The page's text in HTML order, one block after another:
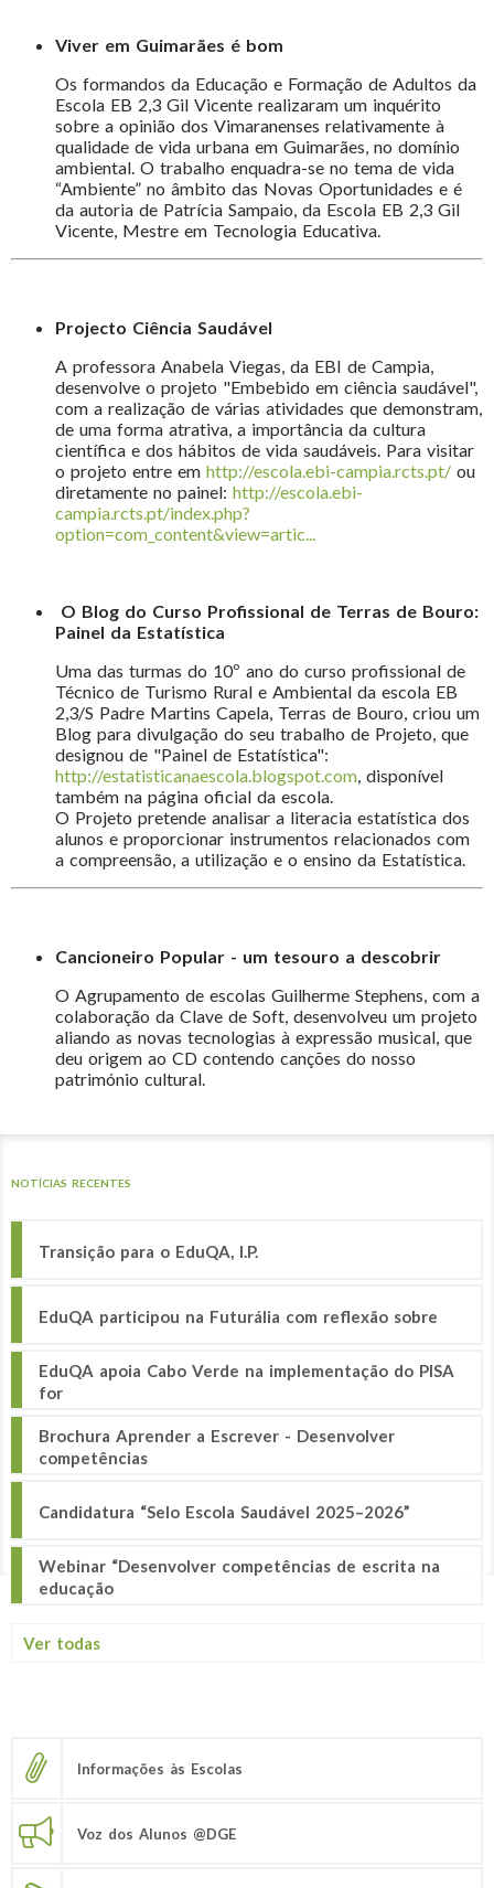
Viver em Guimarães é bom
Os formandos da Educação e Formação de Adultos da
Escola EB 2,3 Gil Vicente realizaram um inquérito
sobre a opinião dos Vimaranenses relativamente à
qualidade de vida urbana em Guimarães, no domínio
ambiental. O trabalho enquadra-se no tema de vida
“Ambiente” no âmbito das Novas Oportunidades e é
da autoria de Patrícia Sampaio, da Escola EB 2,3 Gil
Vicente, Mestre em Tecnologia Educativa.
Projecto Ciência Saudável
A professora Anabela Viegas, da EBI de Campia,
desenvolve o projeto "Embebido em ciência saudável",
com a realização de várias atividades que demonstram,
de uma forma atrativa, a importância da cultura
científica e dos hábitos de vida saudáveis. Para visitar
o projeto entre em http://escola.ebi-campia.rcts.pt/ ou
diretamente no painel: http://escola.ebi-
campia.rcts.pt/index.php?
option=com_content&view=artic...
O Blog do Curso Profissional de Terras de Bouro:
Painel da Estatística
Uma das turmas do 10º ano do curso profissional de
Técnico de Turismo Rural e Ambiental da escola EB
2,3/S Padre Martins Capela, Terras de Bouro, criou um
Blog para divulgação do seu trabalho de Projeto, que
designou de "Painel de Estatística":
http://estatisticanaescola.blogspot.com, disponível
também na página oficial da escola.
O Projeto pretende analisar a literacia estatística dos
alunos e proporcionar instrumentos relacionados com
a compreensão, a utilização e o ensino da Estatística.
Cancioneiro Popular - um tesouro a descobrir
O Agrupamento de escolas Guilherme Stephens, com a
colaboração da Clave de Soft, desenvolveu um projeto
aliando as novas tecnologias à expressão musical, que
deu origem ao CD contendo canções do nosso
património cultural.
NOTÍCIAS RECENTES
Transição para o EduQA, I.P.
EduQA participou na Futurália com reflexão sobre
EduQA apoia Cabo Verde na implementação do PISA
for
Brochura Aprender a Escrever - Desenvolver
competências
Candidatura “Selo Escola Saudável 2025–2026”
Webinar “Desenvolver competências de escrita na
educação
Ver todas
Informações às Escolas
Voz dos Alunos @DGE